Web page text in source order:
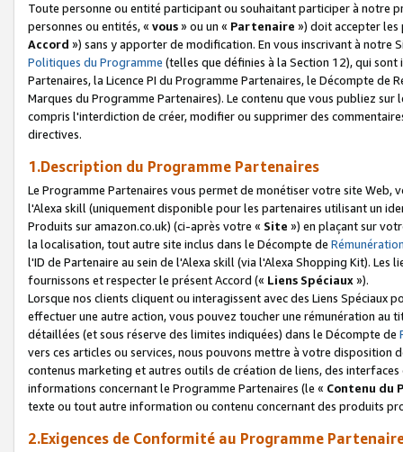
Toute personne ou entité participant ou souhaitant participer à notre
personnes ou entités, « vous» ou un « Partenaire ») doit accepter les
Accord ») sans y apporter de modification. En vous inscrivant à notre
Politiques du Programme (telles que définies à la Section 12), qui
Partenaires, la Licence PI du Programme Partenaires, le Décompte de
Marques du Programme Partenaires). Le contenu que vous publiez
compris l'interdiction de créer, modifier ou supprimer des
directives.
1.Description du Programme Partenaires
Le Programme Partenaires vous permet de monétiser votre site Web,
l'Alexa skill (uniquement disponible pour les partenaires utilisant un
Produits sur amazon.co.uk) (ci-après votre « Site ») en plaçant sur
la localisation, tout autre site inclus dans le Décompte de
l'ID de Partenaire au sein de l'Alexa skill (via l'Alexa Shopping Kit).
fournissons et respecter le présent Accord (« Liens Spéciaux»).
Lorsque nos clients cliquent ou interagissent avec des Liens Spéciaux
effectuer une autre action, vous pouvez toucher une rémunération
détaillées (et sous réserve des limites indiquées) dans le Décompte de
vers ces articles ou services, nous pouvons mettre à votre disposition
contenus marketing et autres outils de création de liens, des
informations concernant le Programme Partenaires (le « Contenu du
texte ou tout autre information ou contenu concernant des produits
2.Exigences de Conformité au Programme